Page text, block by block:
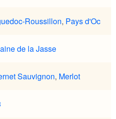
Roussillon, Pays d'Oc
de la Jasse
Sauvignon, Merlot